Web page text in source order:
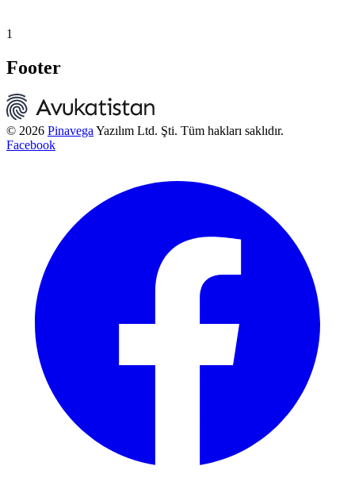
1
Footer
© 2026 PinavegaYazılım Ltd. Şti. Tüm hakları saklıdır.
Facebook